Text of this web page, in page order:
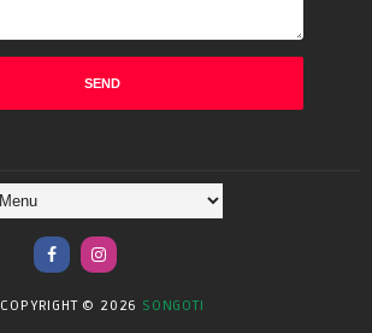
COPYRIGHT © 2026 SONGOTI